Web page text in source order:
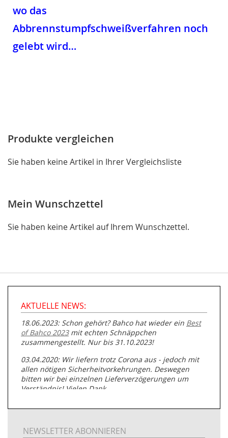
wo das
Abbrennstumpfschweißverfahren noch
gelebt wird…
Produkte vergleichen
Sie haben keine Artikel in Ihrer Vergleichsliste
Mein Wunschzettel
Sie haben keine Artikel auf Ihrem Wunschzettel.
AKTUELLE NEWS:
18.06.2023: Schon gehört? Bahco hat wieder ein Best
of Bahco 2023mit echten Schnäppchen
zusammengestellt. Nur bis 31.10.2023!
03.04.2020: Wir liefern trotz Corona aus - jedoch mit
allen nötigen Sicherheitvorkehrungen. Deswegen
bitten wir bei einzelnen Lieferverzögerungen um
Verständnis! Vielen Dank.
05.07.2019: Neuester Zugang zu unserer
Rohrbearbeitung
NEWSLETTER ABONNIEREN